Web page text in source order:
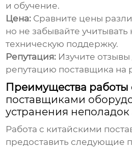
и обучение.
Цена: Сравните цены
но не забывайте учитывать
техническую поддержку.
Репутация: Изучите
репутацию поставщика на
Преимущества работы
поставщиками
устранения неполадок
Работа с китайскими
предоставить следующие